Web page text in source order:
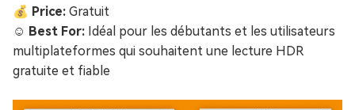
💰 Price: Gratuit
☺️ Best For: Idéal pour les débutants et les utilisateurs
multiplateformes qui souhaitent une lecture HDR
gratuite et fiable